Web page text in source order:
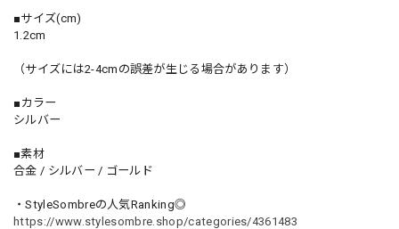
■サイズ(cm)
1.2cm
（サイズには2-4cmの誤差が生じる場合があります）
■カラー
シルバー
■素材
合金 / シルバー / ゴールド
・StyleSombreの人気Ranking◎
https://www.stylesombre.shop/categories/4361483